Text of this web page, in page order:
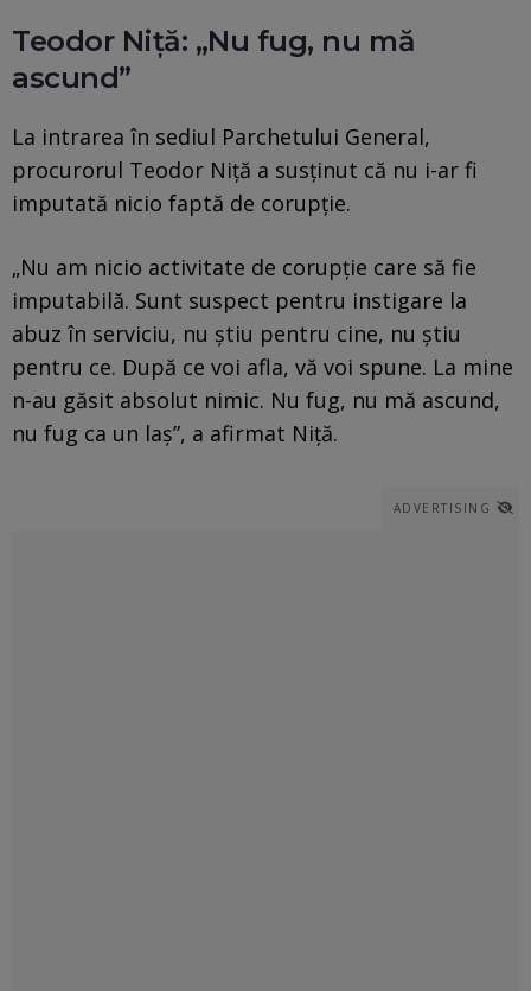
Teodor Niță: „Nu fug, nu mă
ascund”
La intrarea în sediul Parchetului General,
procurorul Teodor Niță a susținut că nu i-ar fi
imputată nicio faptă de corupție.
„Nu am nicio activitate de corupție care să fie
imputabilă. Sunt suspect pentru instigare la
abuz în serviciu, nu știu pentru cine, nu știu
pentru ce. După ce voi afla, vă voi spune. La mine
n-au găsit absolut nimic. Nu fug, nu mă ascund,
nu fug ca un laș”, a afirmat Niță.
ADVERTISING